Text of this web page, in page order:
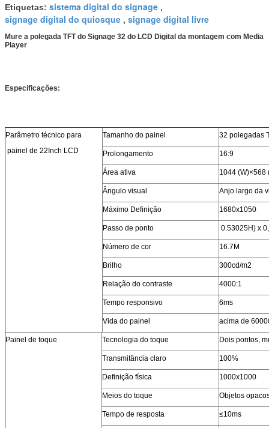
Etiquetas: sistema digital do signage ,
signage digital do quiosque , signage digital livre
Mure a polegada TFT do Signage 32 do LCD Digital da montagem com Media
Player
Especificações:
Parâmetro técnico para
painel de 22Inch LCD
Tamanho do painel 32 polegadas
Prolongamento 16:9
Área ativa 1044 (W)×568
Ângulo visual Anjo largo da
Máximo Definição 1680x1050
Passo de ponto 0.53025H) x
Número de cor 16.7M
Brilho 300cd/m2
Relação do contraste 4000:1
Tempo responsivo 6ms
Vida do painel acima de
Painel de toque Tecnologia do toque Dois pontos,
Transmitância claro 100%
Definição física 1000x1000
Meios do toque Objetos
Tempo de resposta ≤10ms